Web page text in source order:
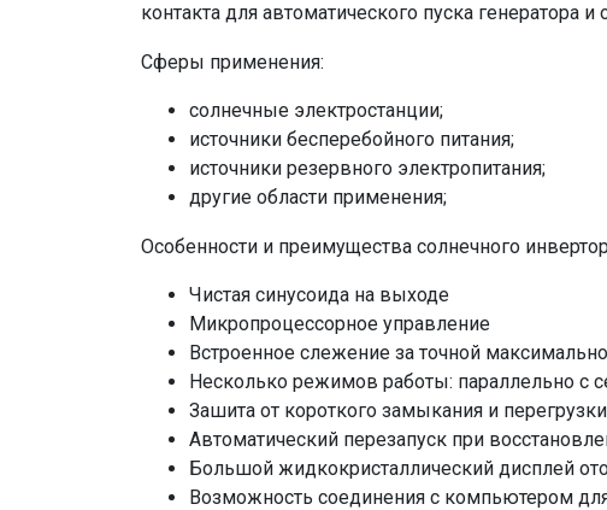
контакта для автоматического пуска генератора
Сферы применения:
солнечные электростанции;
источники бесперебойного питания;
источники резервного электропитания;
другие области применения;
Особенности и преимущества солнечного
Чистая синусоида на выходе
Микропроцессорное управление
Встроенное слежение за точной
Несколько режимов работы: параллельно с
Зашита от короткого замыкания и перегрузки
Автоматический перезапуск при
Большой жидкокристаллический дисплей
Возможность соединения с компьютером